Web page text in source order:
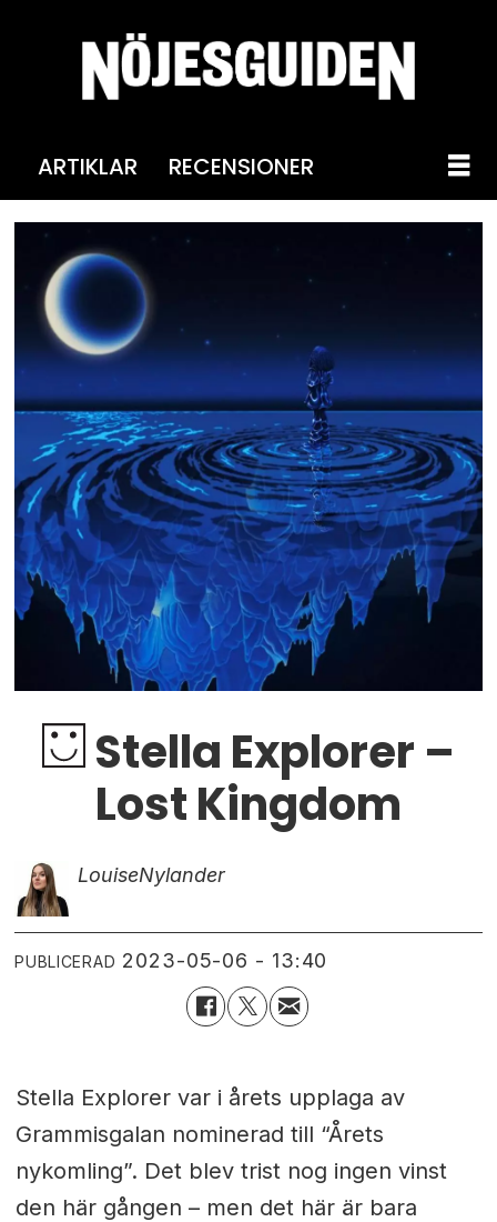
ARTIKLAR RECENSIONER
Stella Explorer –
Lost Kingdom
LouiseNylander
PUBLICERAD 2023-05-06 - 13:40
Stella Explorer var i årets upplaga av
Grammisgalan nominerad till “Årets
nykomling”. Det blev trist nog ingen vinst
den här gången – men det här är bara